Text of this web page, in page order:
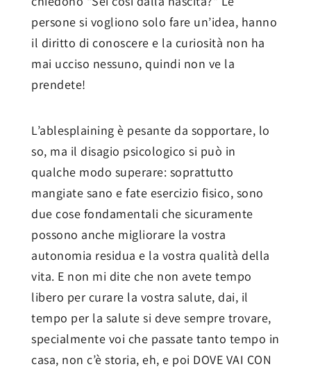
persone si vogliono solo fare un’idea, hanno
il diritto di conoscere e la curiosità non ha
mai ucciso nessuno, quindi non ve la
prendete!
L’ablesplaining è pesante da sopportare, lo
so, ma il disagio psicologico si può in
qualche modo superare: soprattutto
mangiate sano e fate esercizio fisico, sono
due cose fondamentali che sicuramente
possono anche migliorare la vostra
autonomia residua e la vostra qualità della
vita. E non mi dite che non avete tempo
libero per curare la vostra salute, dai, il
tempo per la salute si deve sempre trovare,
specialmente voi che passate tanto tempo in
casa, non c’è storia, eh, e poi DOVE VAI CON